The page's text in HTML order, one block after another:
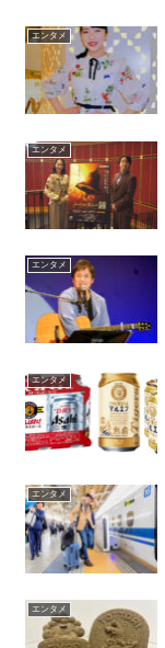
エンタメ
エンタメ
エンタメ
エンタメ
エンタメ
エンタメ